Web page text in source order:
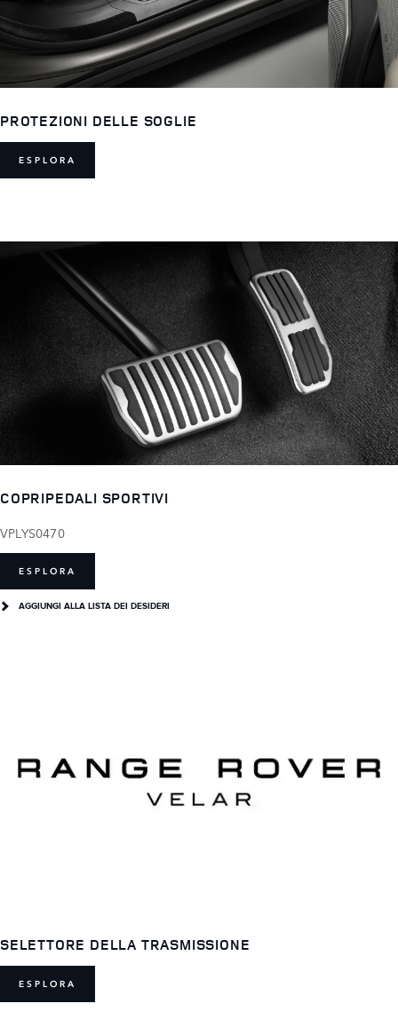
PROTEZIONI DELLE SOGLIE
ESPLORA
COPRIPEDALI SPORTIVI
VPLYS0470
ESPLORA
AGGIUNGI ALLA LISTA DEI DESIDERI
SELETTORE DELLA TRASMISSIONE
ESPLORA